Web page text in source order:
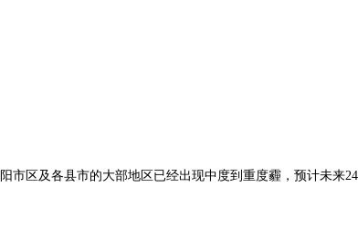
市区及各县市的大部地区已经出现中度到重度霾，预计未来